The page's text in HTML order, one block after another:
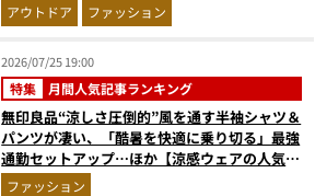
アウトドア ファッション
2026/07/25 19:00
特集 月間人気記事ランキング
無印良品“涼しさ圧倒的”風を通す半袖シャツ＆
パンツが凄い、「酷暑を快適に乗り切る」最強
通勤セットアップ…ほか【涼感ウェアの人気記
事ランキングベスト3】（2026年6月版）
ファッション